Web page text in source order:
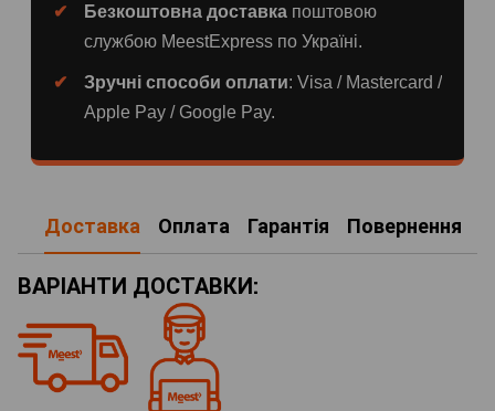
Безкоштовна доставка поштовою
службою MeestExpress по Україні.
Зручні способи оплати: Visa / Mastercard /
Apple Pay / Google Pay.
Доставка Оплата Гарантія Повернення
ВАРІАНТИ ДОСТАВКИ: